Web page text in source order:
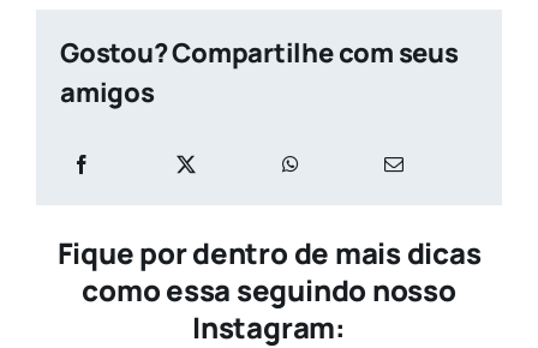
Gostou? Compartilhe com seus
amigos
Fique por dentro de mais dicas
como essa seguindo nosso
Instagram: